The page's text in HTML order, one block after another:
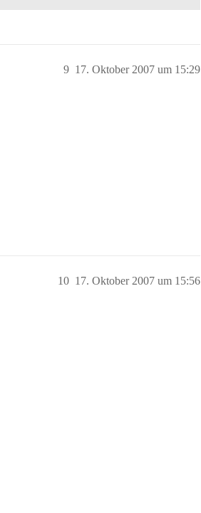
17. Oktober 2007 um 15:29
9
17. Oktober 2007 um 15:56
10